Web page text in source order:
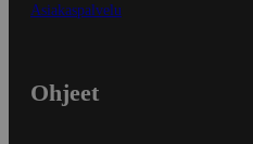
Asiakaspalvelu
Ohjeet